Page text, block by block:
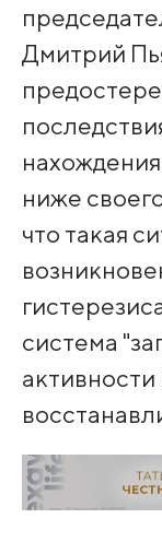
Дмитрий
ниже
что такая
система